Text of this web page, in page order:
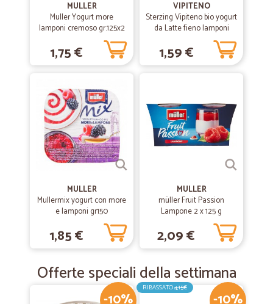
MULLER
Muller Yogurt more
lamponi cremoso gr.125x2
1,75 €
VIPITENO
Sterzing Vipiteno bio yogurt
da Latte fieno lamponi
senza Lattosio 150 g
1,59 €
MULLER
Mullermix yogurt con more
e lamponi gr150
1,85 €
MULLER
müller Fruit Passion
Lampone 2 x 125 g
2,09 €
Offerte speciali della settimana
-10% -10%
RIBASSATO4,15€